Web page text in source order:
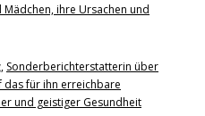
Mädchen, ihre Ursachen und
, Sonderberichterstatterin über
das für ihn erreichbare
und geistiger Gesundheit